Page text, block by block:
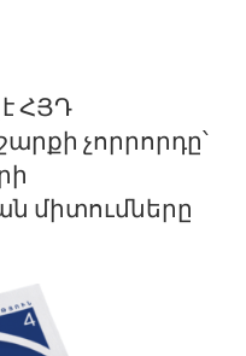
ՀՅԴ
չորրորդը՝
միտումները